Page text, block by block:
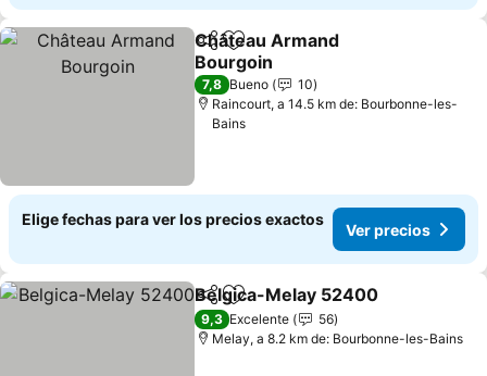
CompartirAgregar a favoritos
Château Armand
Bourgoin
Ver precios
7,8 Bueno
10
Raincourt, a 14.5 km de: Bourbonne-les-
Bains
Elige fechas para ver los precios exactos
Ver precios
CompartirAgregar a favoritos
Belgica-Melay 52400
9,3 Excelente
56
Melay, a 8.2 km de: Bourbonne-les-Bains